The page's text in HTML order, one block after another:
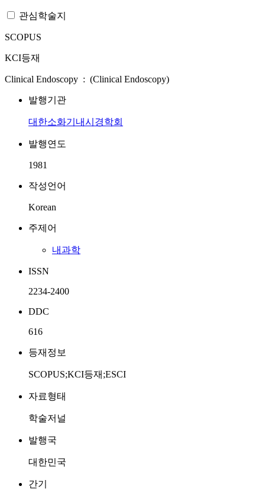
관심학술지
SCOPUS
KCI등재
Clinical Endoscopy : (Clinical Endoscopy)
발행기관
대한소화기내시경학회
발행연도
1981
작성언어
Korean
주제어
내과학
ISSN
2234-2400
DDC
616
등재정보
SCOPUS;KCI등재;ESCI
자료형태
학술저널
발행국
대한민국
간기